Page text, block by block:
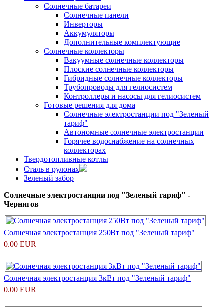
Солнечные батареи
Солнечные панели
Инверторы
Аккумуляторы
Дополнительные комплектующие
Солнечные коллекторы
Вакуумные солнечные коллекторы
Плоские солнечные коллекторы
Гибридные солнечные коллекторы
Трубопроводы для гелиосистем
Контроллеры и насосы для гелиосистем
Готовые решения для дома
Солнечные электростанции под "Зеленый
тариф"
Автономные солнечные электростанции
Горячее водоснабжение на солнечных
коллекторах
Твердотопливные котлы
Сталь в рулонах
Зеленый забор
Солнечные электростанции под "Зеленый тариф" -
Чернигов
Солнечная электростанция 250Вт под "Зеленый тариф"
0.00 EUR
Солнечная электростанция 3кВт под "Зеленый тариф"
0.00 EUR